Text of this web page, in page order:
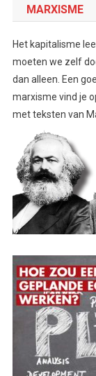
MARXISME
Het kapitalisme
moeten we zelf
dan alleen. Een
marxisme vind je
met teksten van